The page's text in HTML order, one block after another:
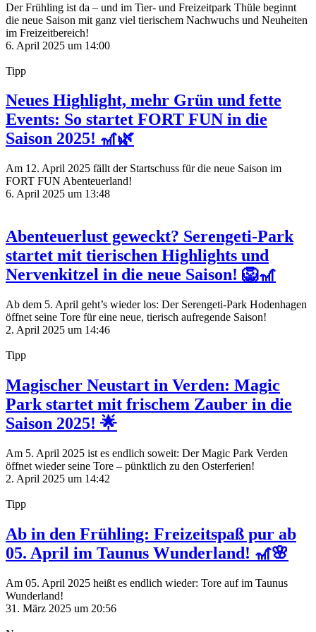
Der Frühling ist da – und im Tier- und Freizeitpark Thüle beginnt
die neue Saison mit ganz viel tierischem Nachwuchs und Neuheiten
im Freizeitbereich!
6. April 2025 um 14:00
Tipp
Neues Highlight, mehr Grün und fette
Events: So startet FORT FUN in die
Saison 2025! 🎢🌿
Am 12. April 2025 fällt der Startschuss für die neue Saison im
FORT FUN Abenteuerland!
6. April 2025 um 13:48
Abenteuerlust geweckt? Serengeti-Park
startet mit tierischen Highlights und
Nervenkitzel in die neue Saison! 🦁🎢
Ab dem 5. April geht’s wieder los: Der Serengeti-Park Hodenhagen
öffnet seine Tore für eine neue, tierisch aufregende Saison!
2. April 2025 um 14:46
Tipp
Magischer Neustart in Verden: Magic
Park startet mit frischem Zauber in die
Saison 2025! 🌟
Am 5. April 2025 ist es endlich soweit: Der Magic Park Verden
öffnet wieder seine Tore – pünktlich zu den Osterferien!
2. April 2025 um 14:42
Tipp
Ab in den Frühling: Freizeitspaß pur ab
05. April im Taunus Wunderland! 🎢🌸
Am 05. April 2025 heißt es endlich wieder: Tore auf im Taunus
Wunderland!
31. März 2025 um 20:56